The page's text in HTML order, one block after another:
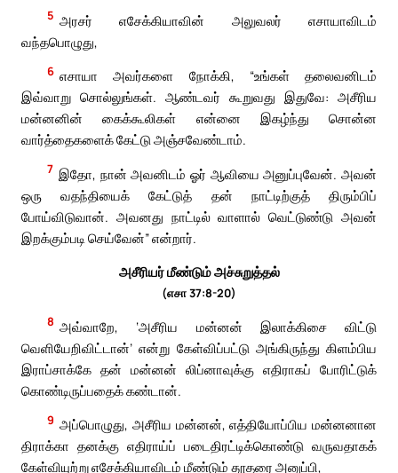
5 அரசர் எசேக்கியாவின் அலுவலர் எசாயாவிடம்
வந்தபொழுது,
6 எசாயா அவர்களை நோக்கி, “உங்கள் தலைவனிடம்
இவ்வாறு சொல்லுங்கள். ஆண்டவர் கூறுவது இதுவே: அசீரிய
மன்னனின் கைக்கூலிகள் என்னை இகழ்ந்து சொன்ன
வார்த்தைகளைக் கேட்டு அஞ்சவேண்டாம்.
7 இதோ, நான் அவனிடம் ஓர் ஆவியை அனுப்புவேன். அவன்
ஒரு வதந்தியைக் கேட்டுத் தன் நாட்டிற்குத் திரும்பிப்
போய்விடுவான். அவனது நாட்டில் வாளால் வெட்டுண்டு அவன்
இறக்கும்படி செய்வேன்” என்றார்.
அசீரியர் மீண்டும் அச்சுறுத்தல்
(எசா 37:8-20)
8 அவ்வாறே, ‘அசீரிய மன்னன் இலாக்கிசை விட்டு
வெளியேறிவிட்டான்’ என்று கேள்விப்பட்டு அங்கிருந்து கிளம்பிய
இராப்சாக்கே தன் மன்னன் லிப்னாவுக்கு எதிராகப் போரிட்டுக்
கொண்டிருப்பதைக் கண்டான்.
9 அப்பொழுது, அசீரிய மன்னன், எத்தியோப்பிய மன்னனான
திராக்கா தனக்கு எதிராய்ப் படைதிரட்டிக்கொண்டு வருவதாகக்
கேள்வியுற்று எசேக்கியாவிடம் மீண்டும் தூதரை அனுப்பி,